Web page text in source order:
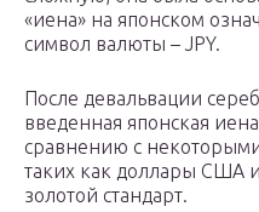
«иена» на японском
символ валюты – JPY.
После девальвации
введенная японская
сравнению с
таких как доллары США
золотой стандарт.